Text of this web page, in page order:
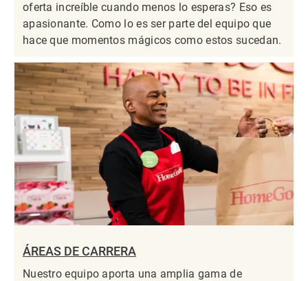
oferta increíble cuando menos lo esperas? Eso es
apasionante. Como lo es ser parte del equipo que
hace que momentos mágicos como estos sucedan.
ÁREAS DE CARRERA
Nuestro equipo aporta una amplia gama de